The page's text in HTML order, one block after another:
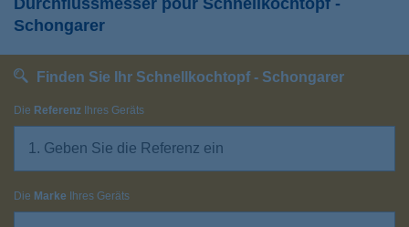
Durchflussmesser pour Schnellkochtopf -
Schongarer
Finden Sie Ihr Schnellkochtopf - Schongarer
Die Referenz Ihres Geräts
Die Marke Ihres Geräts